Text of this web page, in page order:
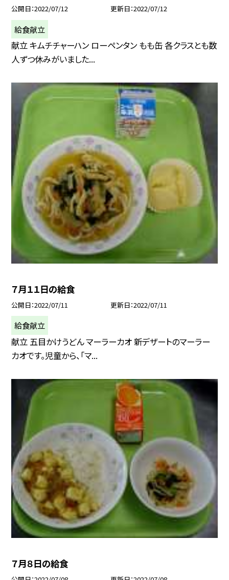
公開日 2022/07/12 更新日 2022/07/12
給食献立
献立 キムチチャーハン ローペンタン もも缶 各クラスとも数
人ずつ休みがいました...
７月１１日の給食
公開日 2022/07/11 更新日 2022/07/11
給食献立
献立 五目かけうどん マーラーカオ 新デザートのマーラー
カオです。児童から、「マ...
７月８日の給食